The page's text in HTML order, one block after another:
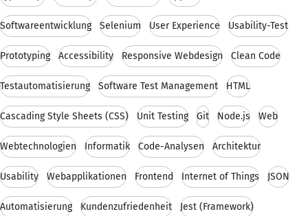
Softwareentwicklung Selenium User Experience Usability-Test
Prototyping Accessibility Responsive Webdesign Clean Code
Testautomatisierung Software Test Management HTML
Cascading Style Sheets (CSS) Unit Testing Git Node.js Web
Webtechnologien Informatik Code-Analysen Architektur
Usability Webapplikationen Frontend Internet of Things JSON
Automatisierung Kundenzufriedenheit Jest (Framework)